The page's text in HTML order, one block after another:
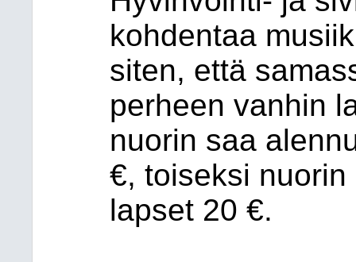
kohdentaa
siten, että
perheen vanhin
nuorin saa
€, toiseksi
lapset 20 €.